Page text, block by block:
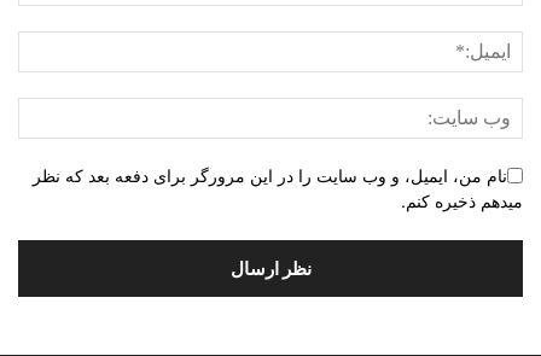
نام من، ایمیل، و وب سایت را در این مرورگر برای دفعه بعد که نظر
میدهم ذخیره کنم.